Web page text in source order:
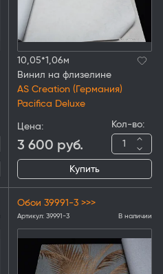
10,05*1,06м
Винил на флизелине
AS Creation (Германия)
Pacifica Deluxe
Цена:
3 600 руб.
Кол-во:
Купить
Обои 39991-3 >>>
Артикул: 39991-3 В наличии